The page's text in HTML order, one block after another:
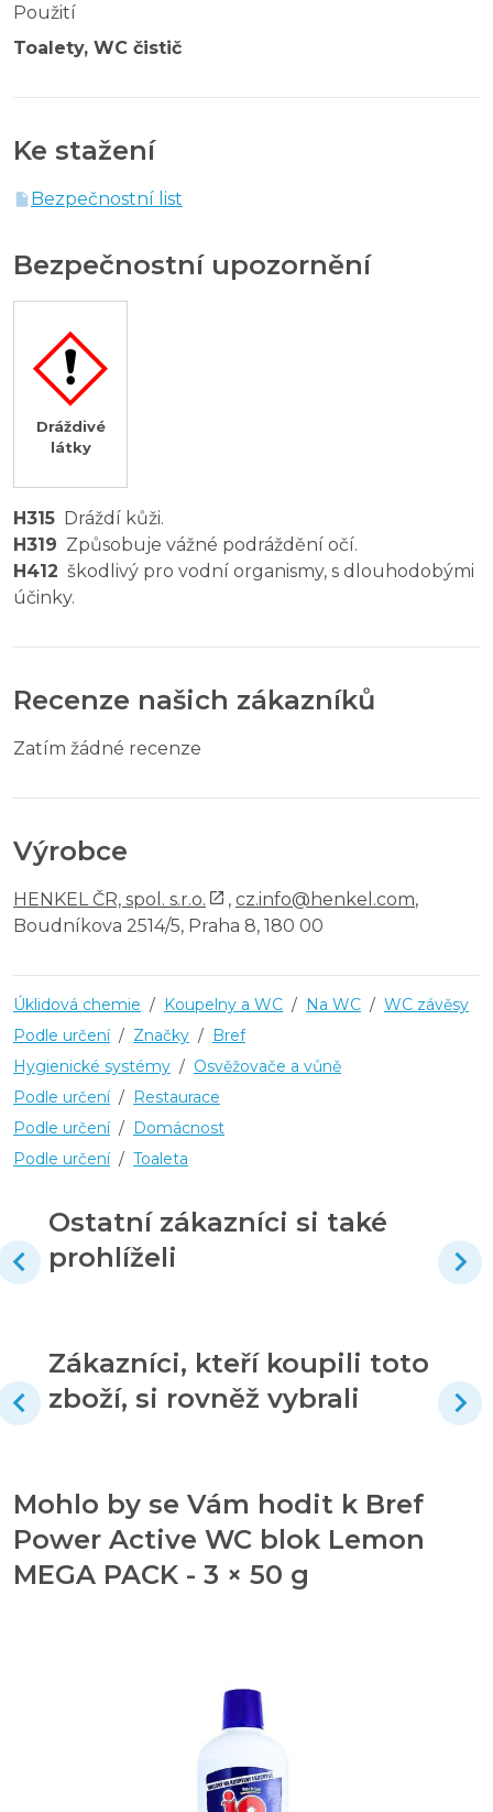
Použití
Toalety, WC čistič
Ke stažení
Bezpečnostní list
Bezpečnostní upozornění
Dráždivé
látky
H315 Dráždí kůži.
H319 Způsobuje vážné podráždění očí.
H412 škodlivý pro vodní organismy, s dlouhodobými
účinky.
Recenze našich zákazníků
Zatím žádné recenze
Výrobce
HENKEL ČR, spol. s.r.o. , cz.info@henkel.com,
Boudníkova 2514/5, Praha 8, 180 00
Úklidová chemie / Koupelny a WC / Na WC / WC závěsy
Podle určení / Značky / Bref
Hygienické systémy / Osvěžovače a vůně
Podle určení / Restaurace
Podle určení / Domácnost
Podle určení / Toaleta
Ostatní zákazníci si také
prohlíželi
Zákazníci, kteří koupili toto
zboží, si rovněž vybrali
Mohlo by se Vám hodit k Bref
Power Active WC blok Lemon
MEGA PACK - 3 × 50 g